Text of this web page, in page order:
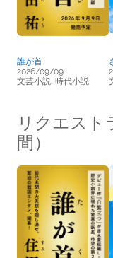
誰が首
2026/09/09
文芸小説, 時代小説
リクエスト
間）